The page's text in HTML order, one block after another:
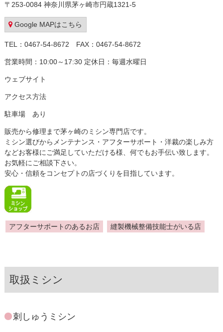
〒253-0084 神奈川県茅ヶ崎市円蔵1321-5
Google MAPはこちら
TEL：0467-54-8672 FAX：0467-54-8672
営業時間：10:00～17:30 定休日：毎週水曜日
ウェブサイト
アクセス方法
駐車場 あり
販売から修理まで茅ヶ崎のミシン専門店です。
ミシン選びからメンテナンス・アフターサポート・洋裁の楽しみ方
などお客様にご満足していただける様、何でもお手伝い致します。
お気軽にご相談下さい。
安心・信頼をコンセプトの店づくりを目指しています。
アフターサポートのあるお店 縫製機械整備技能士がいる店
取扱ミシン
刺しゅうミシン